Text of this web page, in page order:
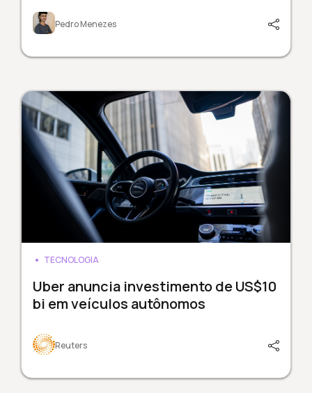
Pedro Menezes
TECNOLOGIA
Uber anuncia investimento de US$10
bi em veículos autônomos
Reuters